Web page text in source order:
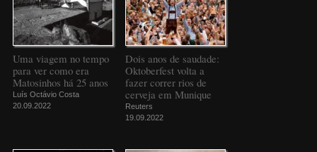
Uma viagem no tempo
para ver como era
Matosinhos há 25 anos
Luís Octávio Costa
20.09.2022
Dois anos de saudade:
Oktoberfest volta a
fazer correr rios de
cerveja em Munique
Reuters
19.09.2022